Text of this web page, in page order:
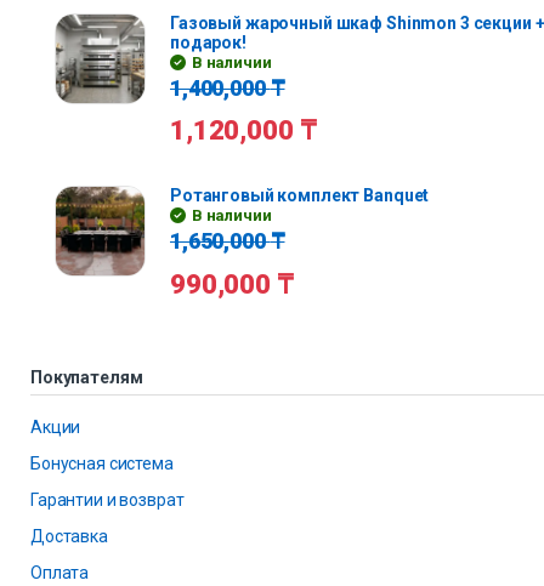
Газовый жарочный шкаф Shinmon 3 секции
подарок!
В наличии
1,400,000₸
1,120,000 ₸
Ротанговый комплект Banquet
В наличии
1,650,000₸
990,000 ₸
Покупателям
Акции
Бонусная система
Гарантии и возврат
Доставка
Оплата